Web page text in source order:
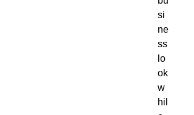
si
ne
ss
lo
ok
w
hil